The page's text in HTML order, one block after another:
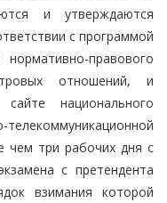
и утверждаются
с программой
правового
отношений, и
национального
чем три рабочих дня с
с претендента
взимания которой